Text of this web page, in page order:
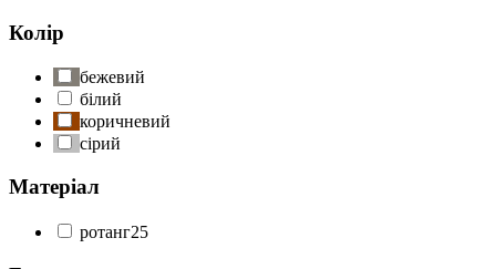
Колір
бежевий
білий
коричневий
сірий
Матеріал
ротанг25